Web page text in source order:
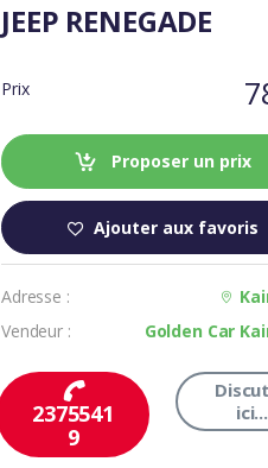
JEEP RENEGADE
Prix
Proposer un prix
Ajouter aux favoris
Adresse :
Vendeur :
Golden Car
2375541
9
ici...